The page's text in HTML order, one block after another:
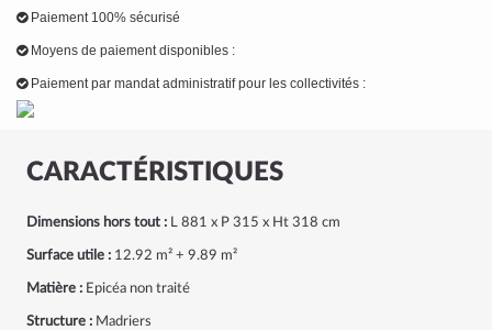
CARACTÉRISTIQUES
Dimensions hors tout : L 881 x P 315 x Ht 318 cm
Surface utile : 12.92 m² + 9.89 m²
Matière : Epicéa non traité
Structure : Madriers
Paiement 100% sécurisé
Moyens de paiement disponibles :
Paiement par mandat administratif pour les collectivités :